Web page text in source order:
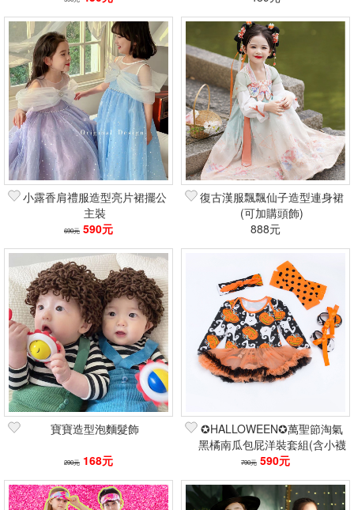
小露香肩禮服造型亮片裙擺公
主裝
690元 590元
復古漢服飄飄仙子造型連身裙
(可加購頭飾)
888元
寶寶造型泡麵髮飾
290元 168元
✪HALLOWEEN✪萬聖節淘氣
黑橘南瓜包屁洋裝套組(含小襪
配件)
790元 590元